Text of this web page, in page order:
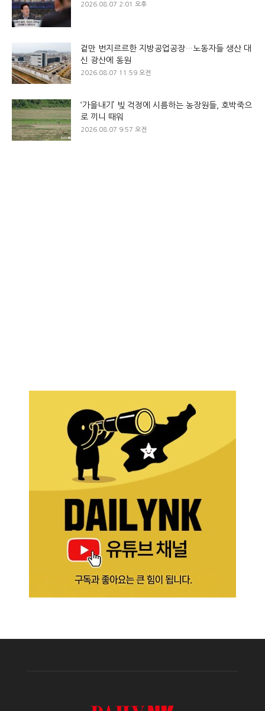
2026.08.07 2:01 오후
겉만 번지르르한 지방공업공장…노동자들 생산 대
신 광산에 동원
2026.08.07 11:59 오전
‘가을내기’ 빚 걱정에 시름하는 농장원들, 호박죽으
로 끼니 때워
2026.08.07 9:57 오전